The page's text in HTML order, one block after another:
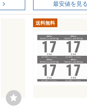
最安値を見る
送料無料